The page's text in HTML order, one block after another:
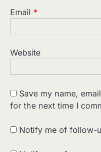
Email *
Website
Save my name,
for the next time I
Notify me of follow-
2
Sonaley